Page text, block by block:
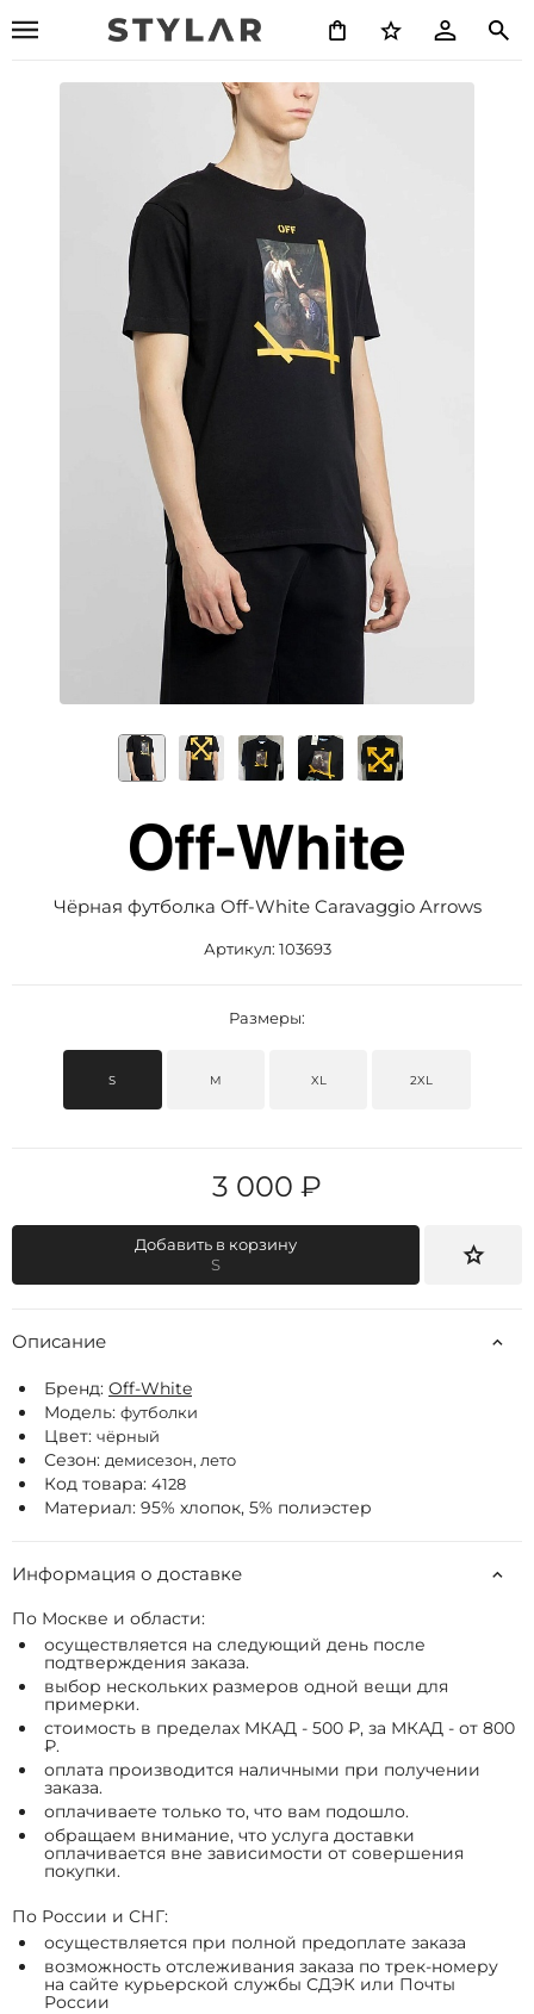
Чёрная футболка Off-White Caravaggio Arrows
Артикул: 103693
Размеры:
S M XL 2XL
3 000 ₽
Добавить в корзину
S
Описание
Бренд: Off-White
Модель: футболки
Цвет: чёрный
Сезон: демисезон, лето
Код товара: 4128
Материал: 95% хлопок, 5% полиэстер
Информация о доставке
По Москве и области:
осуществляется на следующий день после
подтверждения заказа.
выбор нескольких размеров одной вещи для
примерки.
стоимость в пределах МКАД - 500 ₽, за МКАД - от 800
₽.
оплата производится наличными при получении
заказа.
оплачиваете только то, что вам подошло.
обращаем внимание, что услуга доставки
оплачивается вне зависимости от совершения
покупки.
По России и СНГ:
осуществляется при полной предоплате заказа
возможность отслеживания заказа по трек-номеру
на сайте курьерской службы СДЭК или Почты
России